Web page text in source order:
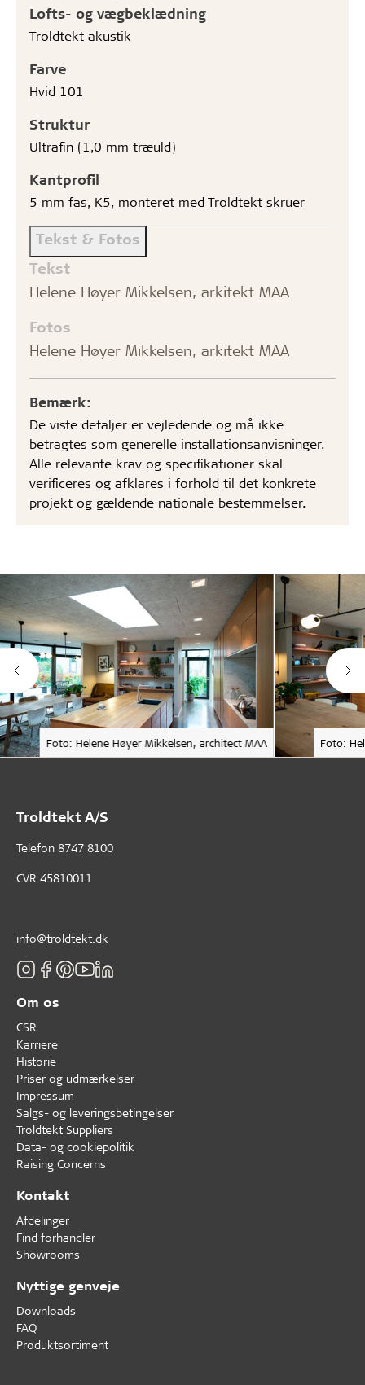
Lofts- og vægbeklædning
Troldtekt akustik
Farve
Hvid 101
Struktur
Ultrafin (1,0 mm træuld)
Kantprofil
5 mm fas, K5, monteret med Troldtekt skruer
Tekst & Fotos
Tekst
Helene Høyer Mikkelsen, arkitekt MAA
Fotos
Helene Høyer Mikkelsen, arkitekt MAA
Bemærk:
De viste detaljer er vejledende og må ikke
betragtes som generelle installationsanvisninger.
Alle relevante krav og specifikationer skal
verificeres og afklares i forhold til det konkrete
projekt og gældende nationale bestemmelser.
Foto: Helene Høyer Mikkelsen, architect MAA Foto:
Troldtekt A/S
Telefon 8747 8100
CVR 45810011
info@troldtekt.dk
Om os
CSR
Karriere
Historie
Priser og udmærkelser
Impressum
Salgs- og leveringsbetingelser
Troldtekt Suppliers
Data- og cookiepolitik
Raising Concerns
Kontakt
Afdelinger
Find forhandler
Showrooms
Nyttige genveje
Downloads
FAQ
Produktsortiment